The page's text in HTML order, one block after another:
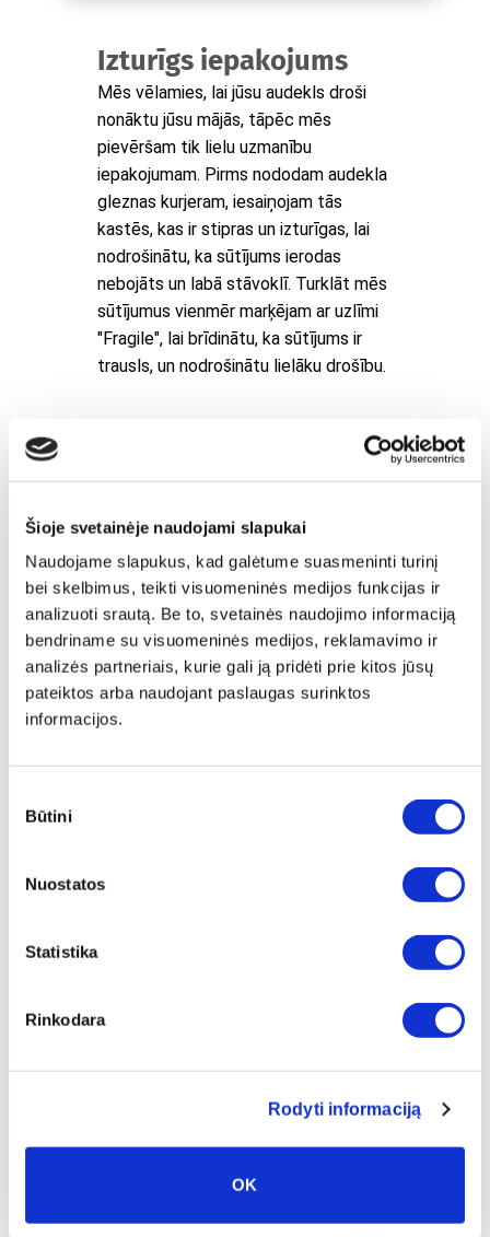
Šioje svetainėje naudojami slapukai
Naudojame slapukus, kad galėtume suasmeninti turinį
bei skelbimus, teikti visuomeninės medijos funkcijas ir
analizuoti srautą. Be to, svetainės naudojimo informaciją
bendriname su visuomeninės medijos, reklamavimo ir
analizės partneriais, kurie gali ją pridėti prie kitos jūsų
pateiktos arba naudojant paslaugas surinktos
informacijos.
pasirinkimas
Būtini
Nuostatos
Statistika
Rinkodara
Rodyti informaciją
OK
Izturīgs iepakojums
Mēs vēlamies, lai jūsu audekls droši
nonāktu jūsu mājās, tāpēc mēs
pievēršam tik lielu uzmanību
iepakojumam. Pirms nododam audekla
gleznas kurjeram, iesaiņojam tās
kastēs, kas ir stipras un izturīgas, lai
nodrošinātu, ka sūtījums ierodas
nebojāts un labā stāvoklī. Turklāt mēs
sūtījumus vienmēr marķējam ar uzlīmi
"Fragile", lai brīdinātu, ka sūtījums ir
trausls, un nodrošinātu lielāku drošību.
apakšrāmja papildus ierāmētu baltā,
padarīs audeklu par vēl greznāku jūsu
Mēs varam ierāmēt arī jūsu jau esošo
audeklu, lūdzu, sazinieties ar mums,